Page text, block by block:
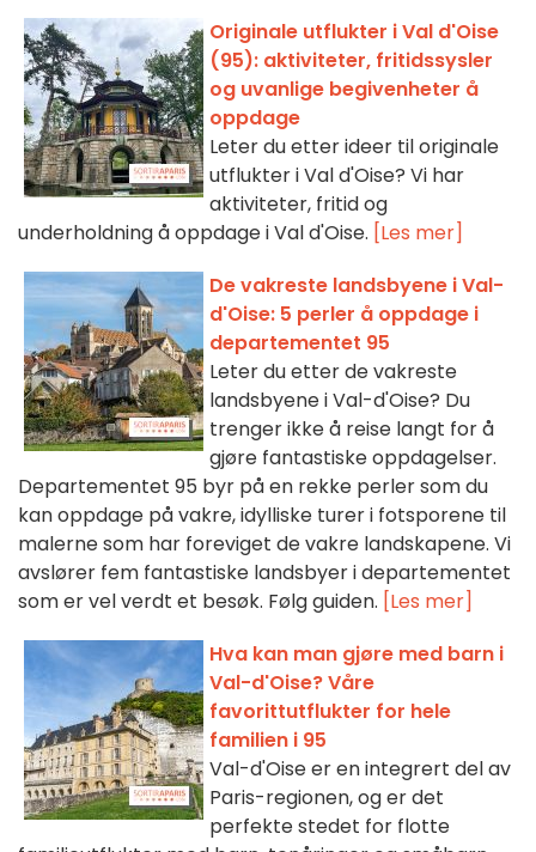
Originale utflukter i Val d'Oise
(95): aktiviteter, fritidssysler
og uvanlige begivenheter å
oppdage
Leter du etter ideer til originale
utflukter i Val d'Oise? Vi har
aktiviteter, fritid og
underholdning å oppdage i Val d'Oise. [Les mer]
De vakreste landsbyene i Val-
d'Oise: 5 perler å oppdage i
departementet 95
Leter du etter de vakreste
landsbyene i Val-d'Oise? Du
trenger ikke å reise langt for å
gjøre fantastiske oppdagelser.
Departementet 95 byr på en rekke perler som du
kan oppdage på vakre, idylliske turer i fotsporene til
malerne som har foreviget de vakre landskapene. Vi
avslører fem fantastiske landsbyer i departementet
som er vel verdt et besøk. Følg guiden. [Les mer]
Hva kan man gjøre med barn i
Val-d'Oise? Våre
favorittutflukter for hele
familien i 95
Val-d'Oise er en integrert del av
Paris-regionen, og er det
perfekte stedet for flotte